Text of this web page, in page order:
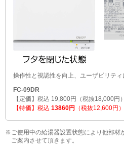
操作性と視認性を向上、ユーザビリティ
FC-09DR
【定価】税込 19,800円（税抜18,000円）
【特価】税込 13860円 （税抜12,600円）
※ご使用中の給湯器設置状態により他部材
ご案内させて頂きます。